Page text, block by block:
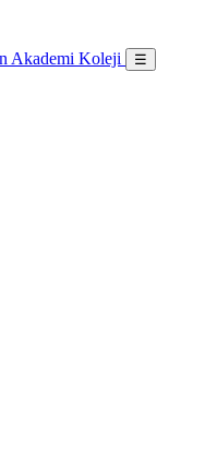
Akademi Koleji
☰